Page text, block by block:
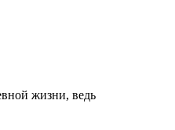
жизни, ведь